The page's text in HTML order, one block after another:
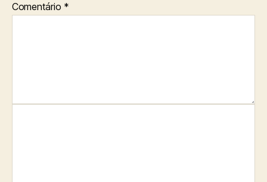
Comentário *